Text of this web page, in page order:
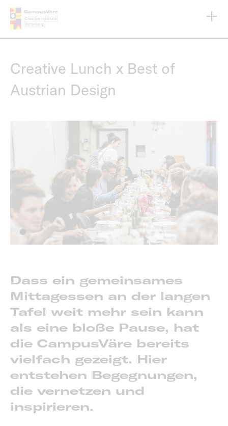
Inhalt
Creative Lunch x Best of
Austrian Design
Dass ein gemeinsames
Mittagessen an der langen
Tafel weit mehr sein kann
als eine bloße Pause, hat
die CampusVäre bereits
vielfach gezeigt. Hier
entstehen Begegnungen,
die vernetzen und
inspirieren.